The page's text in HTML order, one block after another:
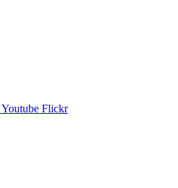
Youtube Flickr